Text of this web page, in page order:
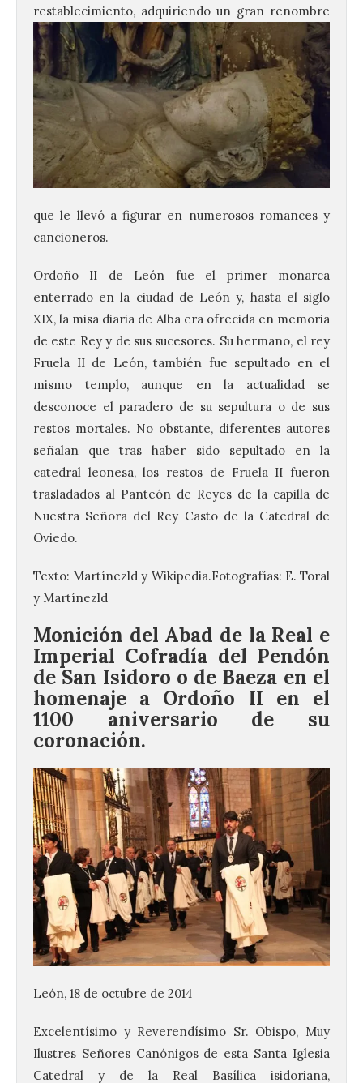
restablecimiento, adquiriendo un gran renombre
que le llevó a figurar en numerosos romances y
cancioneros.
Ordoño II de León fue el primer monarca
enterrado en la ciudad de León y, hasta el siglo
XIX, la misa diaria de Alba era ofrecida en memoria
de este Rey y de sus sucesores. Su hermano, el rey
Fruela II de León, también fue sepultado en el
mismo templo, aunque en la actualidad se
desconoce el paradero de su sepultura o de sus
restos mortales. No obstante, diferentes autores
señalan que tras haber sido sepultado en la
catedral leonesa, los restos de Fruela II fueron
trasladados al Panteón de Reyes de la capilla de
Nuestra Señora del Rey Casto de la Catedral de
Oviedo.
Texto: Martínezld y Wikipedia.Fotografías: E. Toral
y Martínezld
Monición del Abad de la Real e
Imperial Cofradía del Pendón
de San Isidoro o de Baeza en el
homenaje a Ordoño II en el
1100 aniversario de su
coronación.
León, 18 de octubre de 2014
Excelentísimo y Reverendísimo Sr. Obispo, Muy
Ilustres Señores Canónigos de esta Santa Iglesia
Catedral y de la Real Basílica isidoriana,